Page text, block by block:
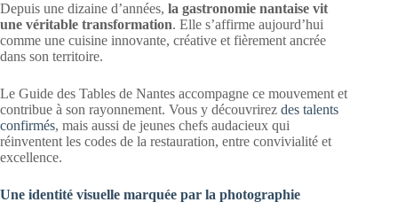
Depuis une dizaine d’années, la gastronomie nantaise vit
une véritable transformation. Elle s’affirme aujourd’hui
comme une cuisine innovante, créative et fièrement ancrée
dans son territoire.
Le Guide des Tables de Nantes accompagne ce mouvement et
contribue à son rayonnement. Vous y découvrirez des talents
confirmés, mais aussi de jeunes chefs audacieux qui
réinventent les codes de la restauration, entre convivialité et
excellence.
Une identité visuelle marquée par la photographie